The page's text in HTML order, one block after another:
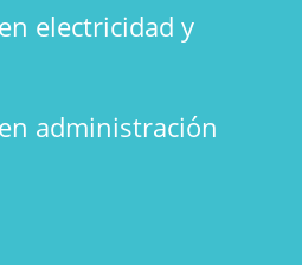
electricidad y
administración